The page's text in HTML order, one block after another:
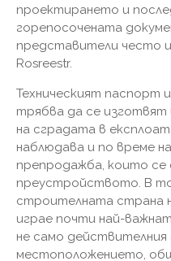
проектирането и
горепосочената
представители често
Rosreestr.
Техническият паспорт
трябва да се изготвят
на сградата в
наблюдава и по време
препродажба, които се
преустройството. В
строителната страна
играе почти най-
не само действителния
местоположението,